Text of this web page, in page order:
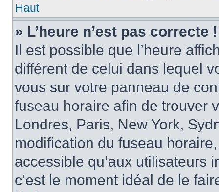
Haut
» L’heure n’est pas correcte !
Il est possible que l’heure
différent de celui dans lequel
vous sur votre panneau de
fuseau horaire afin de trouver
Londres, Paris, New York,
modification du fuseau
accessible qu’aux utilisateurs
c’est le moment idéal de le